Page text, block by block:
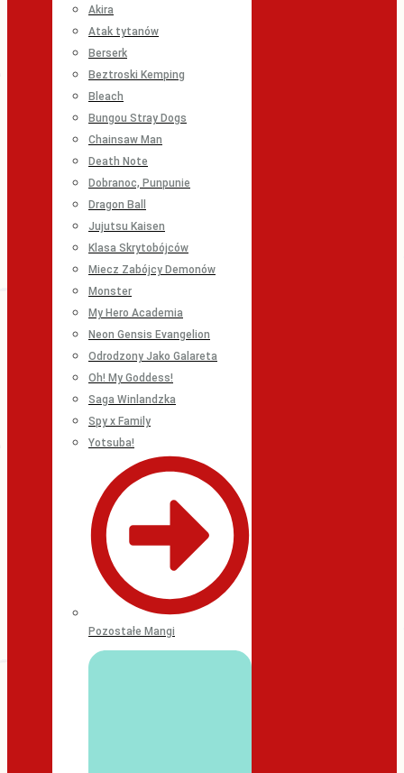
Akira
Atak tytanów
Berserk
Beztroski Kemping
Bleach
Bungou Stray Dogs
Chainsaw Man
Death Note
Dobranoc, Punpunie
Dragon Ball
Jujutsu Kaisen
Klasa Skrytobójców
Miecz Zabójcy Demonów
Monster
My Hero Academia
Neon Gensis Evangelion
Odrodzony Jako Galareta
Oh! My Goddess!
Saga Winlandzka
Spy x Family
Yotsuba!
Pozostałe Mangi